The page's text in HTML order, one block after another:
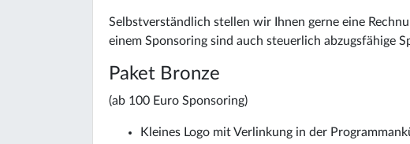
Selbstverständlich stellen wir Ihnen gerne eine
einem Sponsoring sind auch steuerlich abzugsfähige
Paket Bronze
(ab 100 Euro Sponsoring)
Kleines Logo mit Verlinkung in der